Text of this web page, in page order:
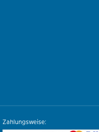
Zahlungsweise: